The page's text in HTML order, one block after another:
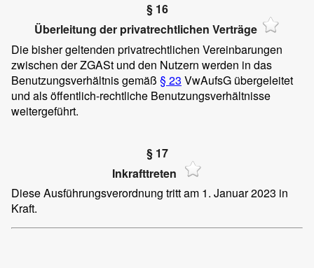
§ 16
Überleitung der privatrechtlichen Verträge
Die bisher geltenden privatrechtlichen Vereinbarungen
zwischen der ZGASt und den Nutzern werden in das
Benutzungsverhältnis gemäß § 23 VwAufsG übergeleitet
und als öffentlich-rechtliche Benutzungsverhältnisse
weitergeführt.
§ 17
Inkrafttreten
Diese Ausführungsverordnung tritt am 1. Januar 2023 in
Kraft.